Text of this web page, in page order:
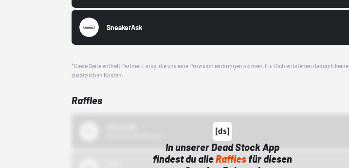
SneakerAsk
*Diese Seite enthält Partner-Links, die uns eine Provision einbringen können. Für Dich entstehen dadurch keine
zusätzlichen Kosten.
Raffles
In unserer Dead Stock App
findest du alleRaffles für diesen